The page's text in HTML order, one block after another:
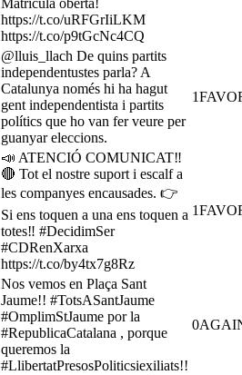
Matrícula oberta!
https://t.co/uRFGrIiLKM
https://t.co/p9tGcNc4CQ
@lluis_llach De quins partits
independentustes parla? A
Catalunya només hi ha hagut
gent independentista i partits
polítics que ho van fer veure per
guanyar eleccions.
1
📣 ATENCIÓ COMUNICAT‼️
🔴 Tot el nostre suport i escalf a
les companyes encausades. 👉
Si ens toquen a una ens toquen a
totes‼️ #DecidimSer
#CDRenXarxa
https://t.co/by4tx7g8Rz
1
Nos vemos en Plaça Sant
Jaume!! #TotsASantJaume
#OmplimStJaume por la
#RepublicaCatalana , porque
queremos la
#LlibertatPresosPoliticsiexiliats!!
0